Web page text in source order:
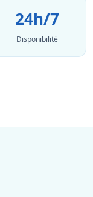
24h/7
Disponibilité